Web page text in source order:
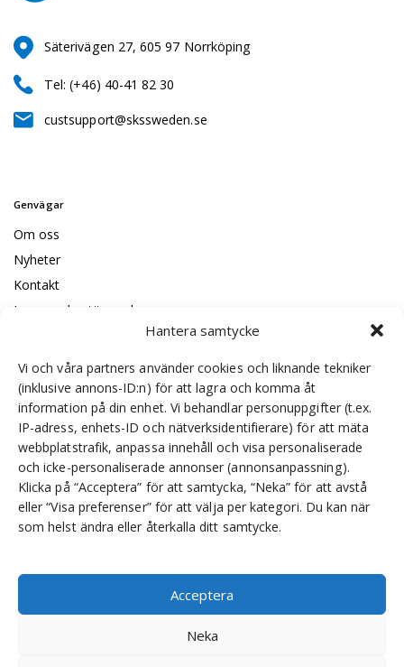
Hantera samtycke
Vi och våra partners använder cookies och liknande tekniker
(inklusive annons-ID:n) för att lagra och komma åt
information på din enhet. Vi behandlar personuppgifter (t.ex.
IP-adress, enhets-ID och nätverksidentifierare) för att mäta
webbplatstrafik, anpassa innehåll och visa personaliserade
och icke-personaliserade annonser (annonsanpassning).
Klicka på “Acceptera” för att samtycka, “Neka” för att avstå
eller “Visa preferenser” för att välja per kategori. Du kan när
som helst ändra eller återkalla ditt samtycke.
Acceptera
Neka
Säterivägen 27, 605 97 Norrköping
Tel: (+46) 40-41 82 30
custsupport@skssweden.se
Genvägar
Om oss
Nyheter
Kontakt
Leveransbestämmelser
ISO certificeringar
Om oss
SKS Sweden är en leverantör av transmissioner, som
lagerhåller, monterar och marknadsför produkter för svenska
maskintillverkare, inklusive exklusiv distribution av Bonfiglioli i
Sverige.